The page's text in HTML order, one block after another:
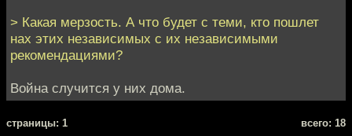
> Какая мерзость. А что будет с теми, кто пошлет
нах этих независимых с их независимыми
рекомендациями?
Война случится у них дома.
cтраницы: 1 всего: 18